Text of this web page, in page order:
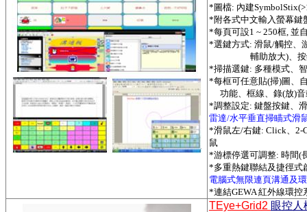
* 圖檔: 內建
*附各式中文輸入螢幕鍵
*每頁可設1 ~ 250框, 並
*選鍵方式: 滑鼠/觸控、
輔助放大)、
*掃描選鍵: 多種模式、
*每框可任意貼(掃)圖、
功能、框線、錄(放)
*調整設定: 鍵盤按鍵、
雷達/水平垂直掃瞄式滑
*滑鼠左/右鍵: Click、 2-
鼠
*游標停選可調整: 時間(
*多重熱鍵聯結及捷徑式
電腦式無限連頁溝通及
*連結GEWA紅外線環控
TEye+Grid2 眼控人